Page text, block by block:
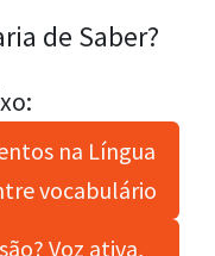
de Saber?
na Língua
vocabulário
Voz ativa,